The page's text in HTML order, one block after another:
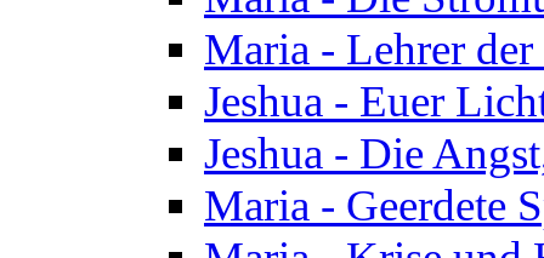
Maria - Lehrer
Jeshua - Euer
Jeshua - Die
Maria - Geerdete